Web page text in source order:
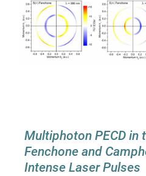
Multiphoton PECD in
Fenchone and
Intense Laser Pulses